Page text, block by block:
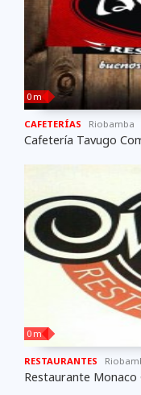
0 m
CAFETERÍAS Riobamba
Cafetería Tavugo
0 m
RESTAURANTES
Restaurante Monaco